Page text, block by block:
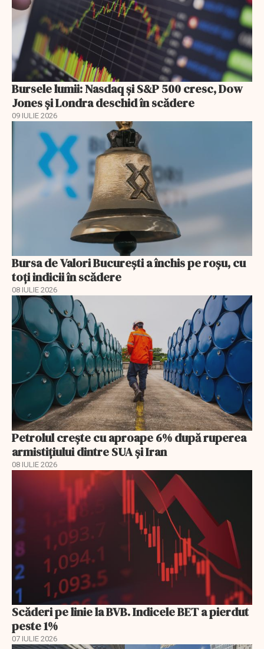
Bursele lumii: Nasdaq și S&P 500 cresc, Dow
Jones și Londra deschid în scădere
09 IULIE 2026
Bursa de Valori București a închis pe roșu, cu
toți indicii în scădere
08 IULIE 2026
Petrolul crește cu aproape 6% după ruperea
armistițiului dintre SUA și Iran
08 IULIE 2026
Scăderi pe linie la BVB. Indicele BET a pierdut
peste 1%
07 IULIE 2026